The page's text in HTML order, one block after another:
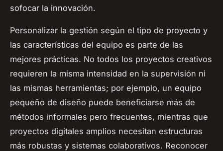
sofocar la innovación.
Personalizar la gestión según el tipo de proyecto y
las características del equipo es parte de las
mejores prácticas. No todos los proyectos creativos
requieren la misma intensidad en la supervisión ni
las mismas herramientas; por ejemplo, un equipo
pequeño de diseño puede beneficiarse más de
métodos informales pero frecuentes, mientras que
proyectos digitales amplios necesitan estructuras
más robustas y sistemas colaborativos. Reconocer